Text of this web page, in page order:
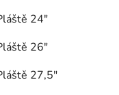
24"
26"
27,5"